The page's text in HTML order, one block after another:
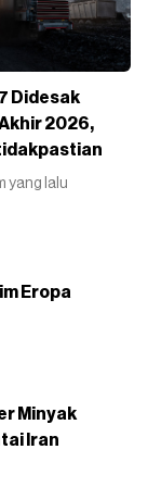
Didesak
2026,
yang lalu
Eropa
Minyak
Iran